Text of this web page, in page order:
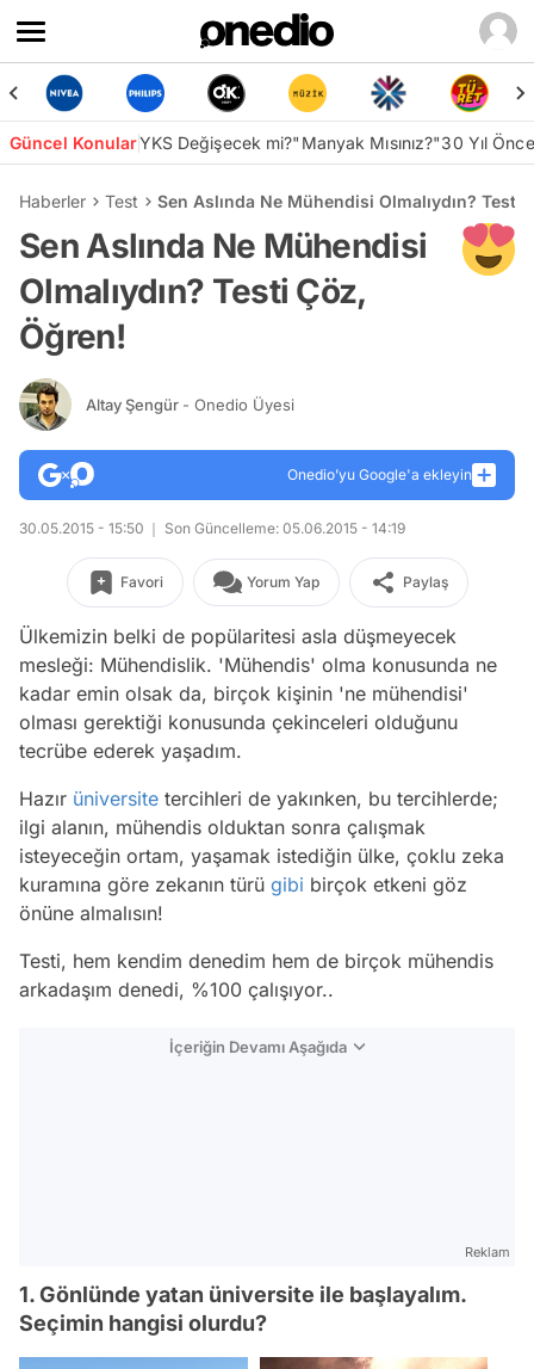
Güncel KonularYKS Değişecek mi?"Manyak Mısınız?"30 Yıl
Haberler Test Sen Aslında Ne Mühendisi Olmalıydın? Testi
Sen Aslında Ne Mühendisi
Olmalıydın? Testi Çöz,
Öğren!
Altay Şengür - Onedio Üyesi
Onedio’yu Google'a ekleyin
30.05.2015 - 15:50 Son Güncelleme: 05.06.2015 - 14:19
Favori Yorum Yap Paylaş
Ülkemizin belki de popülaritesi asla düşmeyecek
mesleği: Mühendislik. 'Mühendis' olma konusunda ne
kadar emin olsak da, birçok kişinin 'ne mühendisi'
olması gerektiği konusunda çekinceleri olduğunu
tecrübe ederek yaşadım.
Hazır üniversite tercihleri de yakınken, bu tercihlerde;
ilgi alanın, mühendis olduktan sonra çalışmak
isteyeceğin ortam, yaşamak istediğin ülke, çoklu zeka
kuramına göre zekanın türü gibi birçok etkeni göz
önüne almalısın!
Testi, hem kendim denedim hem de birçok mühendis
arkadaşım denedi, %100 çalışıyor..
İçeriğin Devamı Aşağıda
Reklam
1. Gönlünde yatan üniversite ile başlayalım.
Seçimin hangisi olurdu?